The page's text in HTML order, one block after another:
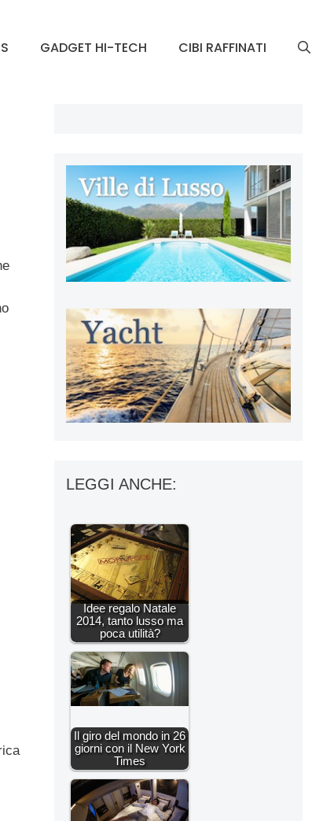
GADGET HI-TECH CIBI RAFFINATI
LEGGI ANCHE:
Idee regalo Natale
2014, tanto lusso ma
poca utilità?
Il giro del mondo in 26
giorni con il New York
Times